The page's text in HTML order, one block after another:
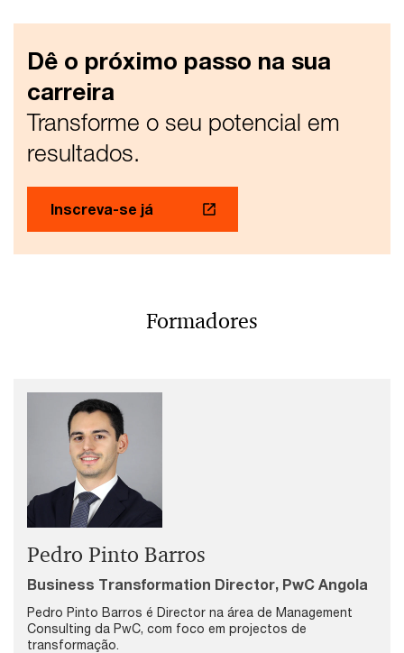
Dê o próximo passo na sua
carreira
Transforme o seu potencial em
resultados.
Inscreva-se já
Formadores
Pedro Pinto Barros
Business Transformation Director, PwC Angola
Pedro Pinto Barros é Director na área de Management
Consulting da PwC, com foco em projectos de
transformação.